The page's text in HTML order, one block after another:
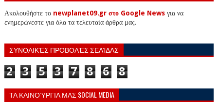
Ακολουθήστε το newplanet09.gr στο Google Newsγια να
ενημερώνεστε για όλα τα τελευταία άρθρα μας.
ΣΥΝΟΛΙΚΈΣ ΠΡΟΒΟΛΈΣ ΣΕΛΊΔΑΣ
2 3 5 3 7 8 6 8
ΤΑ ΚΑΙΝΟΎΡΓΙΑ ΜΑΣ SOCIAL MEDIA